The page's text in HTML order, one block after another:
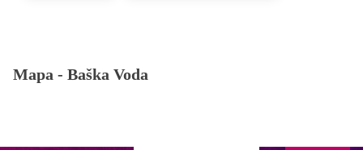
Mapa - Baška Voda